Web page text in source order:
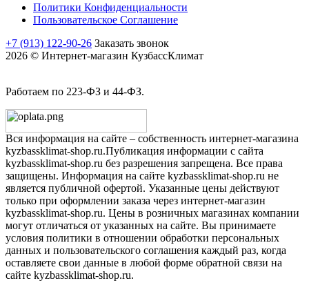
Политики Конфиденциальности
Пользовательское Соглашение
+7 (913) 122-90-26 Заказать звонок
2026 © Интернет-магазин КузбассКлимат
Работаем по 223-ФЗ и 44-ФЗ.
Вся информация на сайте – собственность интернет-магазина
kyzbassklimat-shop.ru.Публикация информации с сайта
kyzbassklimat-shop.ru без разрешения запрещена. Все права
защищены. Информация на сайте kyzbassklimat-shop.ru не
является публичной офертой. Указанные цены действуют
только при оформлении заказа через интернет-магазин
kyzbassklimat-shop.ru. Цены в розничных магазинах компании
могут отличаться от указанных на сайте. Вы принимаете
условия политики в отношении обработки персональных
данных и пользовательского соглашения каждый раз, когда
оставляете свои данные в любой форме обратной связи на
сайте kyzbassklimat-shop.ru.